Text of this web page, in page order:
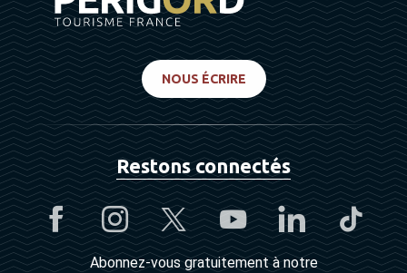
NOUS ÉCRIRE
Restons connectés
Abonnez-vous gratuitement à notre